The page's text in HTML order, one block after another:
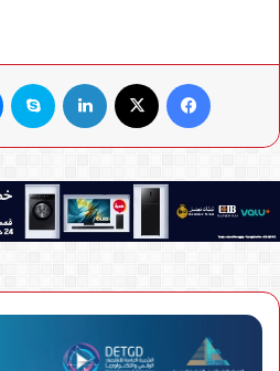
فيسبوك لينكدإن